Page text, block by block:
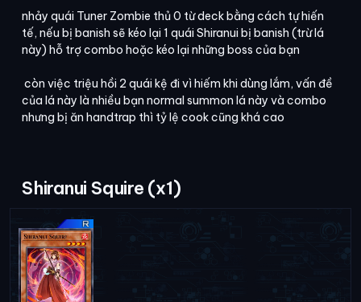
nhảy quái Tuner Zombie thủ 0 từ deck bằng cách tự hiến
tế, nếu bị banish sẽ kéo lại 1 quái Shiranui bị banish (trừ lá
này) hỗ trợ combo hoặc kéo lại những boss của bạn
còn việc triệu hồi 2 quái kệ đi vì hiếm khi dùng lắm, vấn đề
của lá này là nhiều bạn normal summon lá này và combo
nhưng bị ăn handtrap thì tỷ lệ cook cũng khá cao
Shiranui Squire (x1)